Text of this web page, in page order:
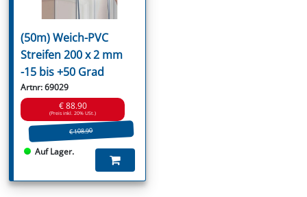
(50m) Weich-PVC
Streifen 200 x 2 mm
-15 bis +50 Grad
Artnr: 69029
€ 88.90
(Preis inkl. 20% USt.)
€ 108.90
Auf Lager.